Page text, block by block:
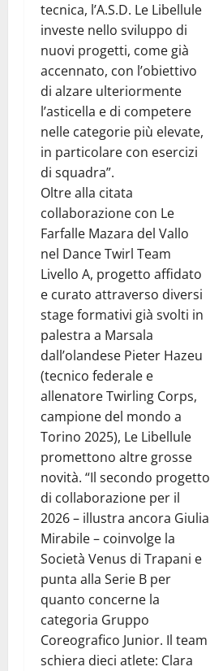
tecnica, l’A.S.D. Le Libellule
investe nello sviluppo di
nuovi progetti, come già
accennato, con l’obiettivo
di alzare ulteriormente
l’asticella e di competere
nelle categorie più elevate,
in particolare con esercizi
di squadra”.
Oltre alla citata
collaborazione con Le
Farfalle Mazara del Vallo
nel Dance Twirl Team
Livello A, progetto affidato
e curato attraverso diversi
stage formativi già svolti in
palestra a Marsala
dall’olandese Pieter Hazeu
(tecnico federale e
allenatore Twirling Corps,
campione del mondo a
Torino 2025), Le Libellule
promettono altre grosse
novità. “Il secondo progetto
di collaborazione per il
2026 – illustra ancora Giulia
Mirabile – coinvolge la
Società Venus di Trapani e
punta alla Serie B per
quanto concerne la
categoria Gruppo
Coreografico Junior. Il team
schiera dieci atlete: Clara